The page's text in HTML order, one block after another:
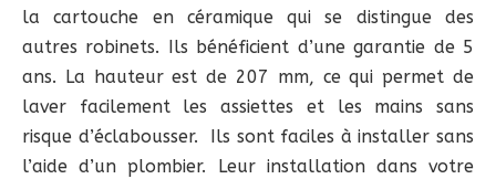
la cartouche en céramique qui se distingue des
autres robinets. Ils bénéficient d’une garantie de 5
ans. La hauteur est de 207 mm, ce qui permet de
laver facilement les assiettes et les mains sans
risque d’éclabousser. Ils sont faciles à installer sans
l’aide d’un plombier. Leur installation dans votre